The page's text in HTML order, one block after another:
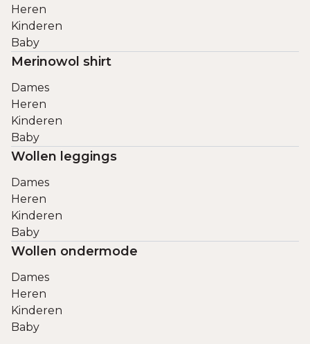
Heren
Kinderen
Baby
Merinowol shirt
Dames
Heren
Kinderen
Baby
Wollen leggings
Dames
Heren
Kinderen
Baby
Wollen ondermode
Dames
Heren
Kinderen
Baby